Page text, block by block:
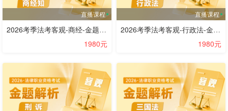
直播课程
2026考季法考客观-商经-金题解析阶段-赵海洋
1980元
直播课程
2026考季法考客观-行政法-金题解析阶段-兰燕卓
1980元